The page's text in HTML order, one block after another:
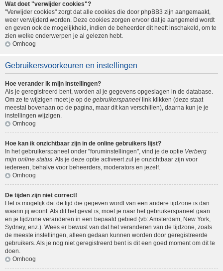
Wat doet "verwijder cookies"?
"Verwijder cookies" zorgt dat alle cookies die door phpBB3 zijn aangemaakt,
weer verwijderd worden. Deze cookies zorgen ervoor dat je aangemeld wordt
en geven ook de mogelijkheid, indien de beheerder dit heeft inschakeld, om te
zien welke onderwerpen je al gelezen hebt.
Omhoog
Gebruikersvoorkeuren en instellingen
Hoe verander ik mijn instellingen?
Als je geregistreerd bent, worden al je gegevens opgeslagen in de database.
Om ze te wijzigen moet je op de gebruikerspaneel link klikken (deze staat
meestal bovenaan op de pagina, maar dit kan verschillen), daarna kun je je
instellingen wijzigen.
Omhoog
Hoe kan ik onzichtbaar zijn in de online gebruikers lijst?
In het gebruikerspaneel onder "foruminstellingen", vind je de optie Verberg
mijn online status. Als je deze optie activeert zul je onzichtbaar zijn voor
iedereen, behalve voor beheerders, moderators en jezelf.
Omhoog
De tijden zijn niet correct!
Het is mogelijk dat de tijd die gegeven wordt van een andere tijdzone is dan
waarin jij woont. Als dit het geval is, moet je naar het gebruikerspaneel gaan
en je tijdzone veranderen in een bepaald gebied (vb: Amsterdam, New York,
Sydney, enz.). Wees er bewust van dat het veranderen van de tijdzone, zoals
de meeste instellingen, alleen gedaan kunnen worden door geregistreerde
gebruikers. Als je nog niet geregistreerd bent is dit een goed moment om dit te
doen.
Omhoog